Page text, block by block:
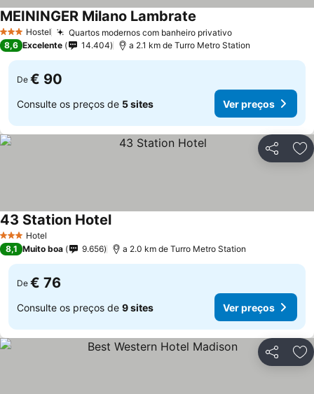
3 EstrelasHostel Quartos modernos com banheiro privativo
MEININGER Milano Lambrate
8,6 Excelente 14.404 a 2.1 km de Turro Metro Station
De € 90
Consulte os preços de 5 sites Ver preços
Partilhar
3 EstrelasHotel
43 Station Hotel
8,1 Muito boa 9.656 a 2.0 km de Turro Metro Station
De € 76
Consulte os preços de 9 sites Ver preços
Partilhar